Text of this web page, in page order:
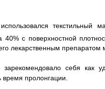
текстильный
с поверхностной
лекарственным препаратом
зарекомендовало себя
время пролонгации.